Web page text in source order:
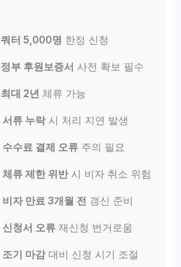
쿼터 5,000명 한정 신청
정부 후원보증서 사전 확보 필수
최대 2년 체류 가능
서류 누락시 처리 지연 발생
수수료 결제 오류주의 필요
체류 제한 위반시 비자 취소 위험
비자 만료 3개월 전 갱신 준비
신청서 오류재신청 번거로움
조기 마감대비 신청 시기 조절